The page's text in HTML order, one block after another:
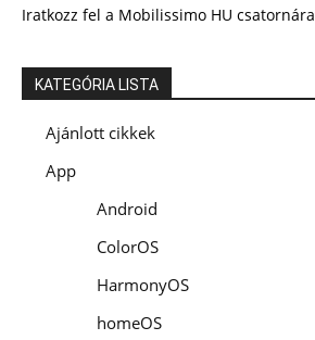
Iratkozz fel a Mobilissimo HU csatornára
KATEGÓRIA LISTA
Ajánlott cikkek
App
Android
ColorOS
HarmonyOS
homeOS